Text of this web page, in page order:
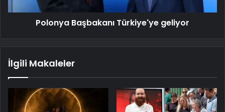
Polonya Başbakanı Türkiye'ye geliyor
İlgili Makaleler